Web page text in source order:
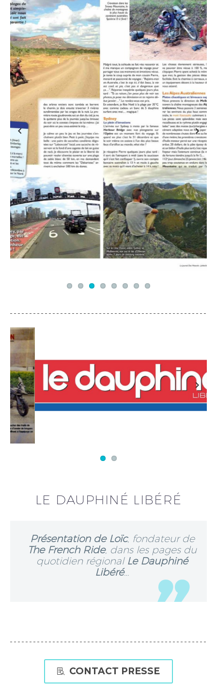
Previous Next
Previous Next
LE DAUPHINÉ LIBÉRÉ
Présentation de Loïc, fondateur de
The French Ride, dans les pages du
quotidien régional Le Dauphiné
Libéré…
 CONTACT PRESSE